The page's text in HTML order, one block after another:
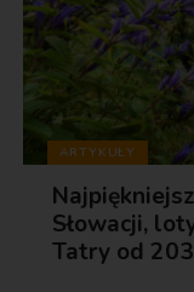
ARTYKUŁY
Słowacji,
Tatry od 203